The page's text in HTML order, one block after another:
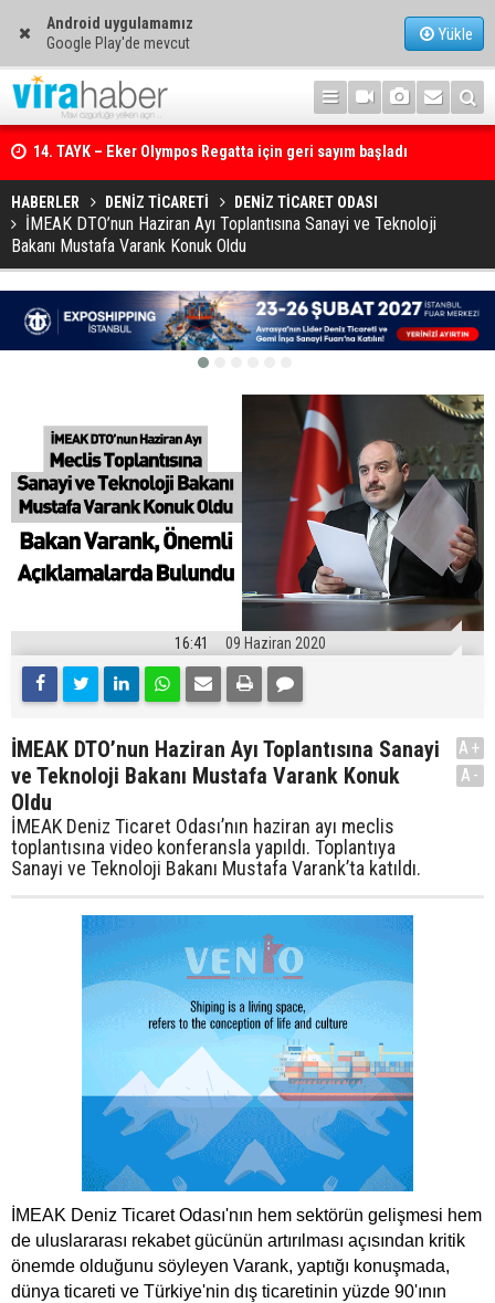
Android uygulamamız
Google Play'de mevcut
Yükle
14. TAYK – Eker Olympos Regatta için geri sayım başladı
HABERLER DENİZ TİCARETİ DENİZ TİCARET ODASI
İMEAK DTO’nun Haziran Ayı Toplantısına Sanayi ve Teknoloji
Bakanı Mustafa Varank Konuk Oldu
16:41 09 Haziran 2020
İMEAK DTO’nun Haziran Ayı Toplantısına Sanayi
ve Teknoloji Bakanı Mustafa Varank Konuk
Oldu
İMEAK Deniz Ticaret Odası’nın haziran ayı meclis
toplantısına video konferansla yapıldı. Toplantıya
Sanayi ve Teknoloji Bakanı Mustafa Varank’ta katıldı.
A+
A-
İMEAK Deniz Ticaret Odası'nın hem sektörün gelişmesi hem
de uluslararası rekabet gücünün artırılması açısından kritik
önemde olduğunu söyleyen Varank, yaptığı konuşmada,
dünya ticareti ve Türkiye'nin dış ticaretinin yüzde 90'ının